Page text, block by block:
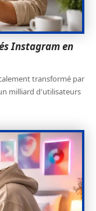
Instagram en
transformé par
milliard d'utilisateurs